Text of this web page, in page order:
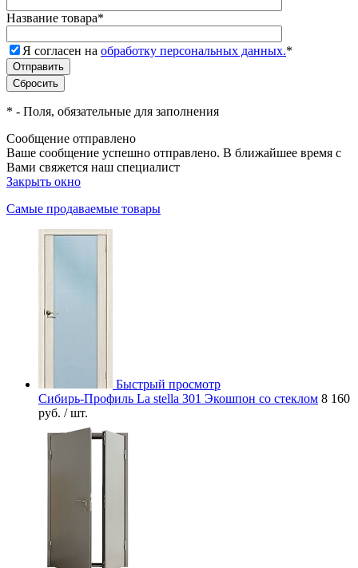
Название товара*
Я согласен на обработку персональных данных.*
* - Поля, обязательные для заполнения
Сообщение отправлено
Ваше сообщение успешно отправлено. В ближайшее время с
Вами свяжется наш специалист
Закрыть окно
Самые продаваемые товары
Быстрый просмотр
Сибирь-Профиль La stella 301 Экошпон со стеклом 8 160
руб. / шт.